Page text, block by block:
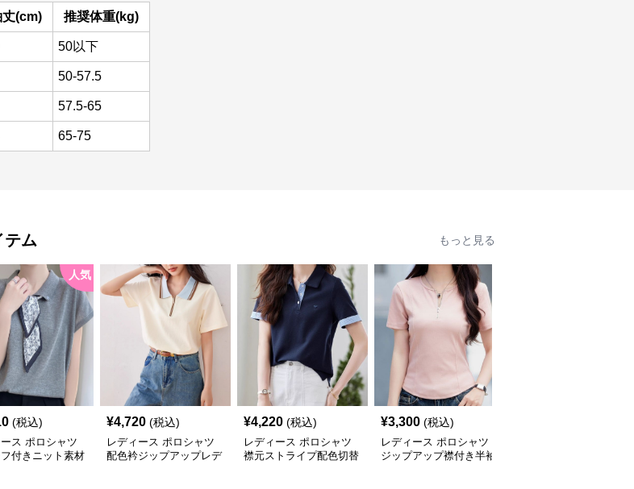
丈(cm) 推奨体重(kg)
50以下
50-57.5
57.5-65
65-75
テム もっと見る
人気
(税込)
ス ポロシャツ
付きニット素材
¥4,720 (税込)
レディース ポロシャツ
配色衿ジップアップレデ
¥4,220 (税込)
レディース ポロシャツ
襟元ストライプ配色切替
¥3,300 (税込)
レディース ポロシャツ
ジップアップ襟付き半袖